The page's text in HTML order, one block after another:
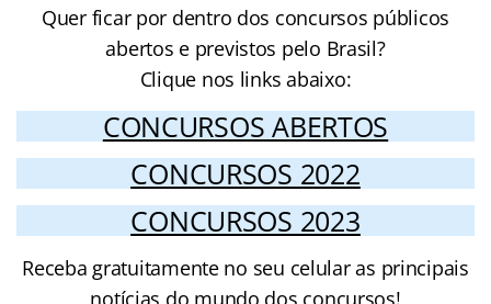
Quer ficar por dentro dos concursos públicos
abertos e previstos pelo Brasil?
Clique nos links abaixo:
CONCURSOS ABERTOS
CONCURSOS 2022
CONCURSOS 2023
Receba gratuitamente no seu celular as principais